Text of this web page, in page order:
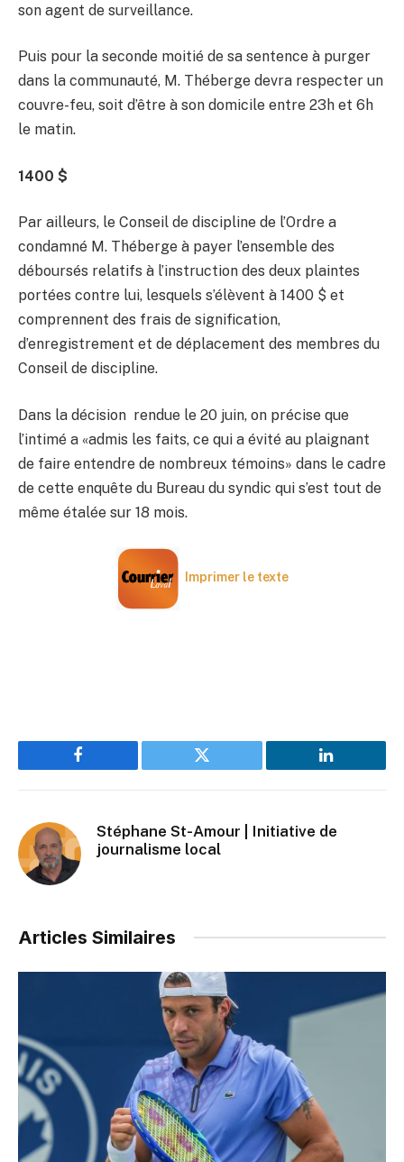
son agent de surveillance.
Puis pour la seconde moitié de sa sentence à purger
dans la communauté, M. Théberge devra respecter un
couvre-feu, soit d’être à son domicile entre 23h et 6h
le matin.
1400 $
Par ailleurs, le Conseil de discipline de l’Ordre a
condamné M. Théberge à payer l’ensemble des
déboursés relatifs à l’instruction des deux plaintes
portées contre lui, lesquels s’élèvent à 1400 $ et
comprennent des frais de signification,
d’enregistrement et de déplacement des membres du
Conseil de discipline.
Dans la décision rendue le 20 juin, on précise que
l’intimé a «admis les faits, ce qui a évité au plaignant
de faire entendre de nombreux témoins» dans le cadre
de cette enquête du Bureau du syndic qui s’est tout de
même étalée sur 18 mois.
Imprimer le texte
Facebook Twitter LinkedIn
Stéphane St-Amour | Initiative de
journalisme local
Articles Similaires